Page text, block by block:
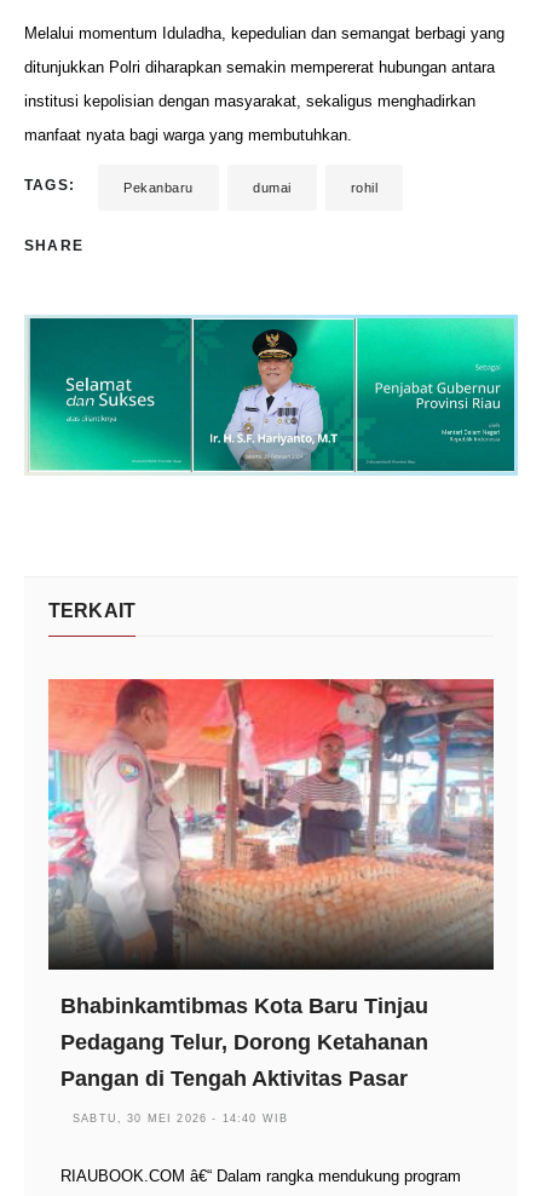
Melalui momentum Iduladha, kepedulian dan semangat berbagi yang
ditunjukkan Polri diharapkan semakin mempererat hubungan antara
institusi kepolisian dengan masyarakat, sekaligus menghadirkan
manfaat nyata bagi warga yang membutuhkan.
TAGS: Pekanbaru dumai rohil
SHARE
TERKAIT
Bhabinkamtibmas Kota Baru Tinjau
Pedagang Telur, Dorong Ketahanan
Pangan di Tengah Aktivitas Pasar
SABTU, 30 MEI 2026 - 14:40 WIB
RIAUBOOK.COM â€“ Dalam rangka mendukung program